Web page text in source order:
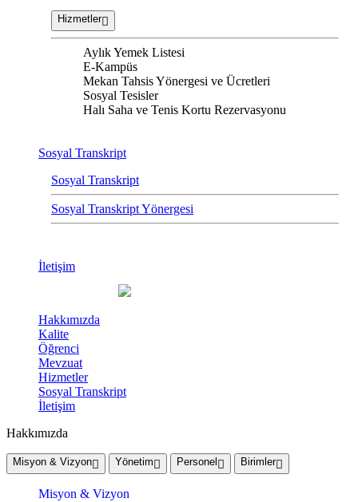
Hizmetler
Aylık Yemek Listesi
E-Kampüs
Mekan Tahsis Yönergesi ve Ücretleri
Sosyal Tesisler
Halı Saha ve Tenis Kortu Rezervasyonu
Sosyal Transkript
Sosyal Transkript
Sosyal Transkript Yönergesi
İletişim
Hakkımızda
Kalite
Öğrenci
Mevzuat
Hizmetler
Sosyal Transkript
İletişim
Hakkımızda
Misyon & Vizyon Yönetim Personel Birimler
Misyon & Vizyon